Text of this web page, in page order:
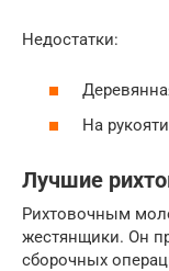
Недостатки:
На
Лучшие
Рихтовочным
жестянщики. Он
сборочных